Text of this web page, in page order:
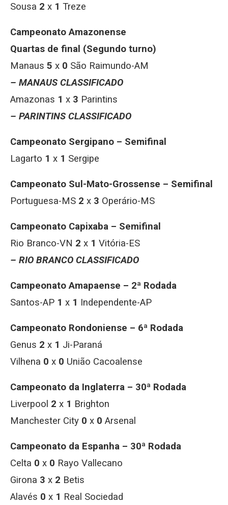
Sousa 2 x 1 Treze
Campeonato Amazonense
Quartas de final (Segundo turno)
Manaus 5 x 0 São Raimundo-AM
– MANAUS CLASSIFICADO
Amazonas 1 x 3 Parintins
– PARINTINS CLASSIFICADO
Campeonato Sergipano – Semifinal
Lagarto 1 x 1 Sergipe
Campeonato Sul-Mato-Grossense – Semifinal
Portuguesa-MS 2 x 3 Operário-MS
Campeonato Capixaba – Semifinal
Rio Branco-VN 2 x 1 Vitória-ES
– RIO BRANCO CLASSIFICADO
Campeonato Amapaense – 2ª Rodada
Santos-AP 1 x 1 Independente-AP
Campeonato Rondoniense – 6ª Rodada
Genus 2 x 1 Ji-Paraná
Vilhena 0 x 0 União Cacoalense
Campeonato da Inglaterra – 30ª Rodada
Liverpool 2 x 1 Brighton
Manchester City 0 x 0 Arsenal
Campeonato da Espanha – 30ª Rodada
Celta 0 x 0 Rayo Vallecano
Girona 3 x 2 Betis
Alavés 0 x 1 Real Sociedad